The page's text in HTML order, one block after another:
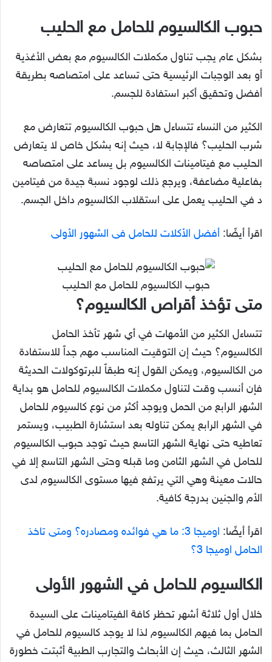
حبوب الكالسيوم للحامل مع الحليب
بشكل عام يجب تناول مكملات الكالسيوم مع بعض الأغذية
أو بعد الوجبات الرئيسية حتى تساعد على امتصاصه بطريقة
أفضل وتحقيق أكبر استفادة للجسم.
الكثير من النساء تتساءل هل حبوب الكالسيوم تتعارض مع
شرب الحليب؟ فالإجابة لا، حيث إنه بشكل خاص لا يتعارض
الحليب مع فيتامينات الكالسيوم بل يساعد على امتصاصه
بفاعلية مضاعفة، ويرجع ذلك لوجود نسبة جيدة من فيتامين
د في الحليب يعمل على استقلاب الكالسيوم داخل الجسم.
اقرأ أيضًا: أفضل الأكلات للحامل فى الشهور الأولى
حبوب الكالسيوم للحامل مع الحليب
متى تؤخذ أقراص الكالسيوم؟
تتساءل الكثير من الأمهات في أي شهر تأخذ الحامل
الكالسيوم؟ حيث إن التوقيت المناسب مهم جداً للاستفادة
من الكالسيوم، ويمكن القول إنه طبقاً للبرتوكولات الحديثة
فإن أنسب وقت لتناول مكملات الكالسيوم للحامل هو بداية
الشهر الرابع من الحمل ويوجد أكثر من نوع كالسيوم للحامل
في الشهر الرابع يمكن تناوله بعد استشارة الطبيب، ويستمر
تعاطيه حتى نهاية الشهر التاسع حيث توجد حبوب الكالسيوم
للحامل في الشهر الثامن وما قبله وحتى الشهر التاسع إلا في
حالات معينة وهي التي يرتفع فيها مستوى الكالسيوم لدى
الأم والجنين بدرجة كافية.
اقرأ أيضًا:
اوميجا 3: ما هي فوائده ومصادره؟ ومتى تاخذ
الحامل اوميجا 3؟
الكالسيوم للحامل في الشهور الأولى
خلال أول ثلاثة أشهر تحظر كافة الفيتامينات على السيدة
الحامل بما فيهم الكالسيوم لذا لا يوجد كالسيوم للحامل في
الشهر الثالث، حيث إن الأبحاث والتجارب الطبية أثبتت خطورة